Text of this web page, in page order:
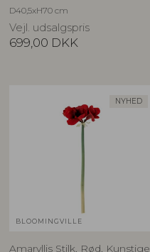
D40,5xH70 cm
Vejl. udsalgspris
699,00 DKK
NYHED
BLOOMINGVILLE
Amaryllis Stilk, Rød, Kunstige